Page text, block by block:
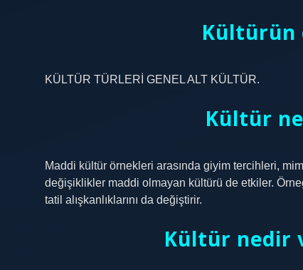
Kültürün
KÜLTÜR TÜRLERİ GENEL ALT KÜLTÜR.
Kültür
Maddi kültür örnekleri arasında giyim tercihleri,
değişiklikler maddi olmayan kültürü de etkiler.
tatil alışkanlıklarını da değiştirir.
Kültür nedir